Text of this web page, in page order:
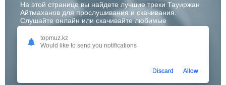
На этой странице вы найдете лучшие треки Тауиржан
Айтмаxанов для прослушивания и скачивания.
Слушайте онлайн или скачивайте любимые
композиции в высоком качестве. Откройте для себя
творчество одного из самых перспективных артистов
Казахстана!
topmuz.kz
Would like to send you notifications
Discard Allow